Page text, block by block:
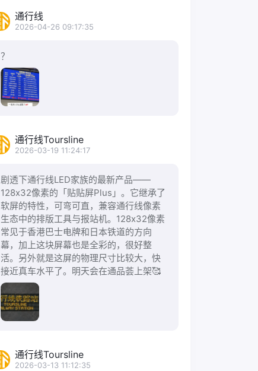
通行线
2026-04-26 09:17:35
？
通行线Toursline
2026-03-19 11:24:17
剧透下通行线LED家族的最新产品——
128x32像素的「贴贴屏Plus」。它继承了
软屏的特性，可弯可直，兼容通行线像素
生态中的排版工具与报站机。128x32像素
常见于香港巴士电牌和日本铁道的方向
幕，加上这块屏幕也是全彩的，很好整
活。另外就是这屏的物理尺寸比较大，快
接近真车水平了。明天会在通品荟上架🥰
通行线Toursline
2026-03-13 11:12:35